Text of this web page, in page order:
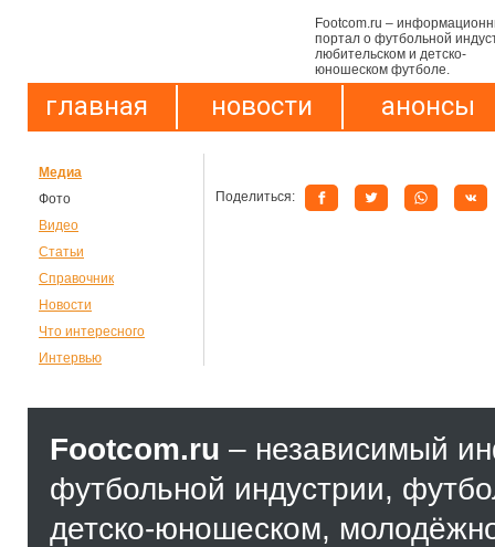
Footcom.ru –
портал о футбольной
любительском и детско-
юношеском футболе.
главная новости анонсы
Медиа
Фото
Видео
Статьи
Справочник
Новости
Что интересного
Интервью
Поделиться:
Footcom.ru – независимый
футбольной индустрии,
детско-юношеском,